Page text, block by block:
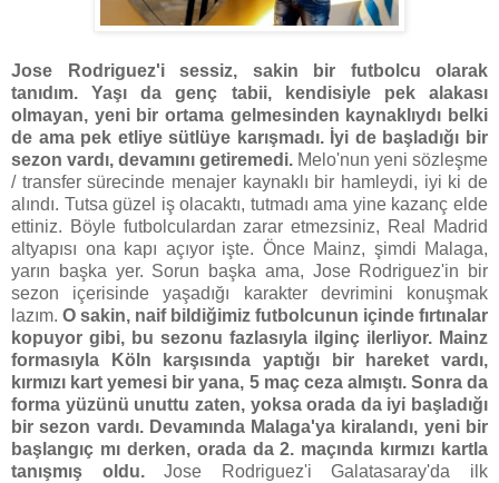
Jose Rodriguez'i sessiz, sakin bir futbolcu olarak
tanıdım. Yaşı da genç tabii, kendisiyle pek alakası
olmayan, yeni bir ortama gelmesinden kaynaklıydı belki
de ama pek etliye sütlüye karışmadı. İyi de başladığı bir
sezon vardı, devamını getiremedi. Melo'nun yeni sözleşme
/ transfer sürecinde menajer kaynaklı bir hamleydi, iyi ki de
alındı. Tutsa güzel iş olacaktı, tutmadı ama yine kazanç elde
ettiniz. Böyle futbolculardan zarar etmezsiniz, Real Madrid
altyapısı ona kapı açıyor işte. Önce Mainz, şimdi Malaga,
yarın başka yer. Sorun başka ama, Jose Rodriguez'in bir
sezon içerisinde yaşadığı karakter devrimini konuşmak
lazım. O sakin, naif bildiğimiz futbolcunun içinde fırtınalar
kopuyor gibi, bu sezonu fazlasıyla ilginç ilerliyor. Mainz
formasıyla Köln karşısında yaptığı bir hareket vardı,
kırmızı kart yemesi bir yana, 5 maç ceza almıştı. Sonra da
forma yüzünü unuttu zaten, yoksa orada da iyi başladığı
bir sezon vardı. Devamında Malaga'ya kiralandı, yeni bir
başlangıç mı derken, orada da 2. maçında kırmızı kartla
tanışmış oldu.Jose Rodriguez'i Galatasaray'da ilk